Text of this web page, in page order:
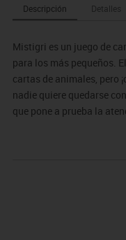
Descripción Detalles
Mistigri es un juego de
para los más pequeños.
cartas de animales, pero
nadie quiere quedarse
que pone a prueba la